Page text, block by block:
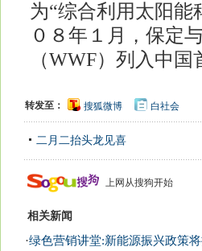
为“综合利用太阳能
０８年１月，保定
（WWF）列入中
转发至： 搜狐微博 白社会
二月二抬头龙见喜
上网从搜狗开始
相关新闻
·绿色营销讲堂:新能源振兴政策